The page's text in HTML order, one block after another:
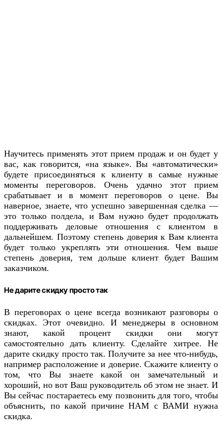
Научитесь применять этот прием продаж и он будет у
вас, как говорится, «на языке». Вы «автоматически»
будете присоединяться к клиенту в самые нужные
моменты переговоров. Очень удачно этот прием
срабатывает и в момент переговоров о цене. Вы
наверное, знаете, что успешно завершенная сделка —
это только полдела, и Вам нужно будет продолжать
поддерживать деловые отношения с клиентом в
дальнейшем. Поэтому степень доверия к Вам клиента
будет только укреплять эти отношения. Чем выше
степень доверия, тем дольше клиент будет Вашим
заказчиком.
Не дарите скидку просто так
В переговорах о цене всегда возникают разговоры о
скидках. Этот очевидно. И менеджеры в основном
знают, какой процент скидки они могут
самостоятельно дать клиенту. Сделайте хитрее. Не
дарите скидку просто так. Получите за нее что-нибудь,
например расположение и доверие. Скажите клиенту о
том, что Вы знаете какой он замечательный и
хороший, но вот Ваш руководитель об этом не знает. И
Вы сейчас постараетесь ему позвонить для того, чтобы
объяснить, по какой причине НАМ с ВАМИ нужна
скидка.